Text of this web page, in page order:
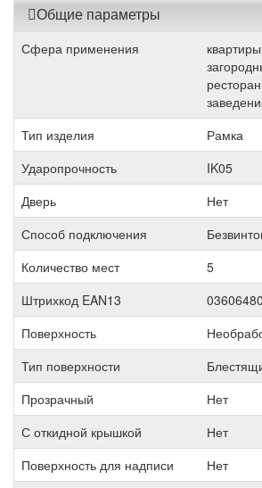
Общие параметры
Сфера применения
Тип изделия
Рамка
Ударопрочность
IK05
Дверь
Нет
Способ подключения
Количество мест
5
Штрихкод EAN13
Поверхность
Тип поверхности
Прозрачный
Нет
С откидной крышкой
Нет
Поверхность для надписи
Нет